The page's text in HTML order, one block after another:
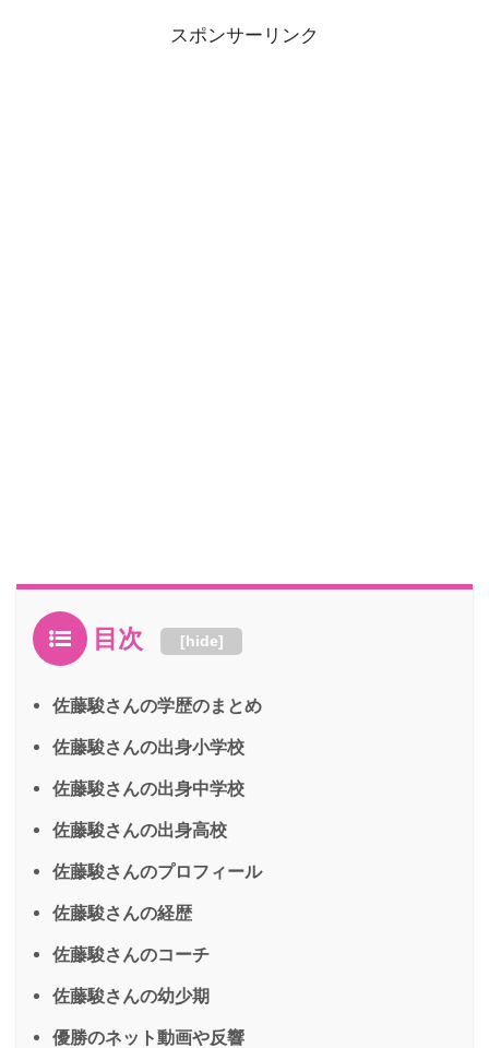
スポンサーリンク
目次 [hide]
佐藤駿さんの学歴のまとめ
佐藤駿さんの出身小学校
佐藤駿さんの出身中学校
佐藤駿さんの出身高校
佐藤駿さんのプロフィール
佐藤駿さんの経歴
佐藤駿さんのコーチ
佐藤駿さんの幼少期
優勝のネット動画や反響